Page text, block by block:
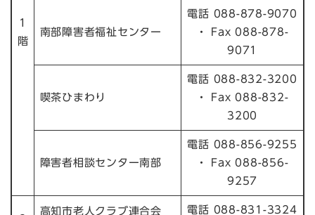
1
階
南部障害者福祉センター
電話 088-878-9070
・ Fax 088-878-
9071
喫茶ひまわり
電話 088-832-3200
・ Fax 088-832-
3200
障害者相談センター南部
電話 088-856-9255
・ Fax 088-856-
9257
高知市老人クラブ連合会
電話 088-831-3324